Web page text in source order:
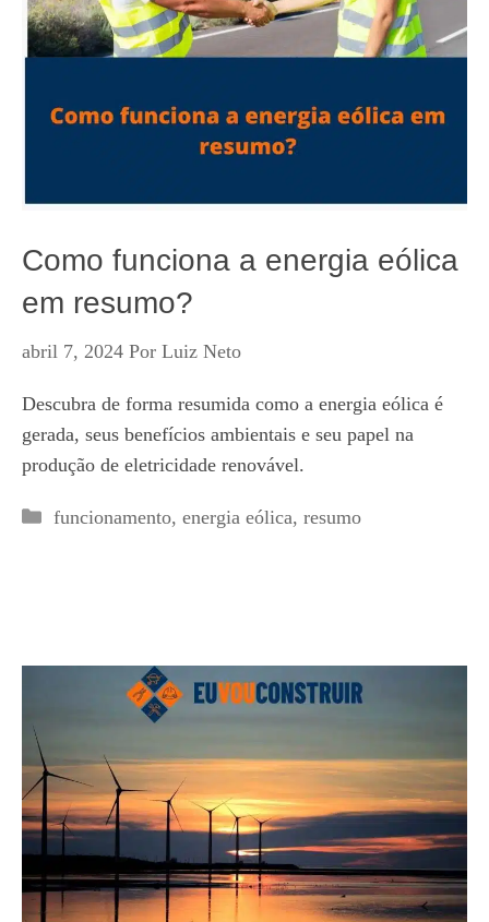
Como funciona a energia eólica
em resumo?
abril 7, 2024 Por Luiz Neto
Descubra de forma resumida como a energia eólica é
gerada, seus benefícios ambientais e seu papel na
produção de eletricidade renovável.
Categorias
funcionamento, energia eólica, resumo